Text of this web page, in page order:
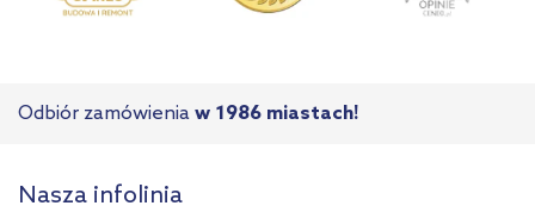
Odbiór zamówienia w 1986 miastach!
Nasza infolinia